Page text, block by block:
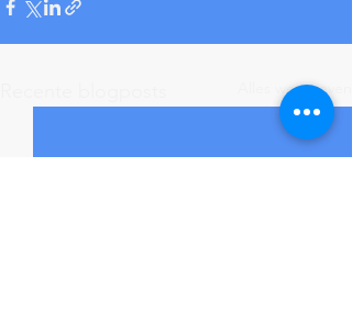
Alles weergeven